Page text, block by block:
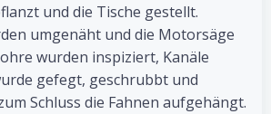
und die Tische gestellt.
umgenäht und die Motorsäge
wurden inspiziert, Kanäle
gefegt, geschrubbt und
Schluss die Fahnen aufgehängt.